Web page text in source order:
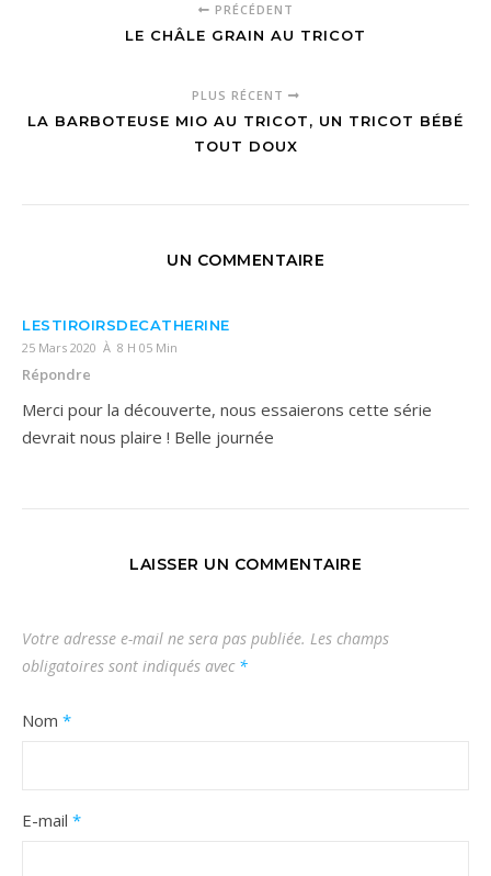
PRÉCÉDENT
LE CHÂLE GRAIN AU TRICOT
PLUS RÉCENT
LA BARBOTEUSE MIO AU TRICOT, UN TRICOT BÉBÉ
TOUT DOUX
UN COMMENTAIRE
LESTIROIRSDECATHERINE
25 Mars 2020 À 8 H 05 Min
Répondre
Merci pour la découverte, nous essaierons cette série
devrait nous plaire ! Belle journée
LAISSER UN COMMENTAIRE
Votre adresse e-mail ne sera pas publiée. Les champs
obligatoires sont indiqués avec *
Nom *
E-mail *